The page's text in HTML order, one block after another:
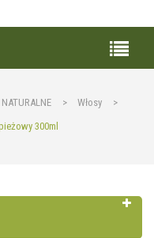
> Włosy
>
300ml